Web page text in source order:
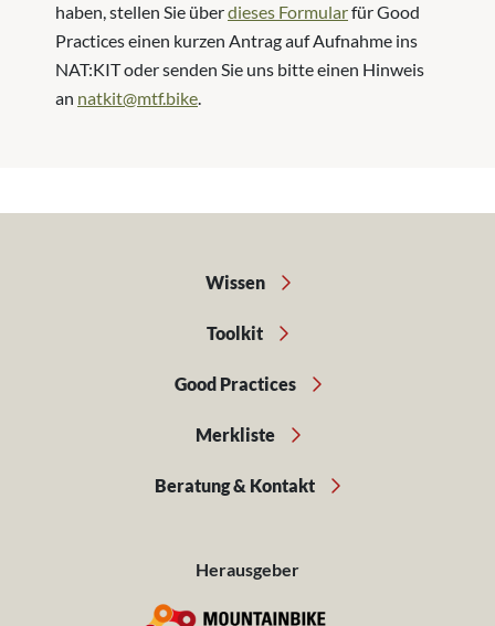
haben, stellen Sie überdieses Formularfür Good
Practices einen kurzen Antrag auf Aufnahme ins
NAT:KIT oder senden Sie uns bitte einen Hinweis
an natkit@mtf.bike.
Wissen
Toolkit
Good Practices
Merkliste
Beratung & Kontakt
Herausgeber